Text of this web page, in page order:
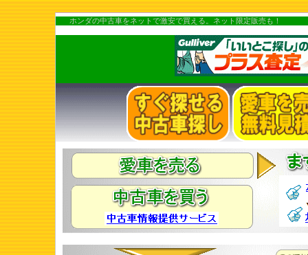
ホンダの中古車をネットで激安で買える。ネット限定販売も！